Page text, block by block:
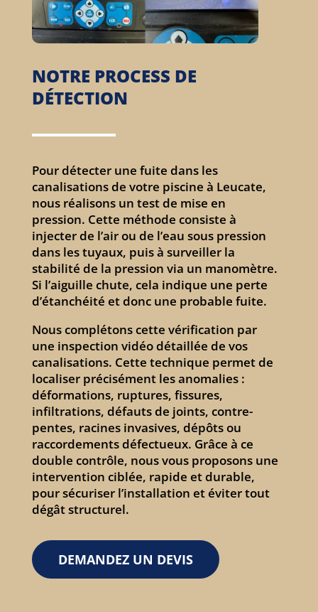
NOTRE PROCESS DE
DÉTECTION
Pour détecter une fuite dans les
canalisations de votre piscine à Leucate,
nous réalisons un test de mise en
pression. Cette méthode consiste à
injecter de l’air ou de l’eau sous pression
dans les tuyaux, puis à surveiller la
stabilité de la pression via un manomètre.
Si l’aiguille chute, cela indique une perte
d’étanchéité et donc une probable fuite.
Nous complétons cette vérification par
une inspection vidéo détaillée de vos
canalisations. Cette technique permet de
localiser précisément les anomalies :
déformations, ruptures, fissures,
infiltrations, défauts de joints, contre-
pentes, racines invasives, dépôts ou
raccordements défectueux. Grâce à ce
double contrôle, nous vous proposons une
intervention ciblée, rapide et durable,
pour sécuriser l’installation et éviter tout
dégât structurel.
DEMANDEZ UN DEVIS